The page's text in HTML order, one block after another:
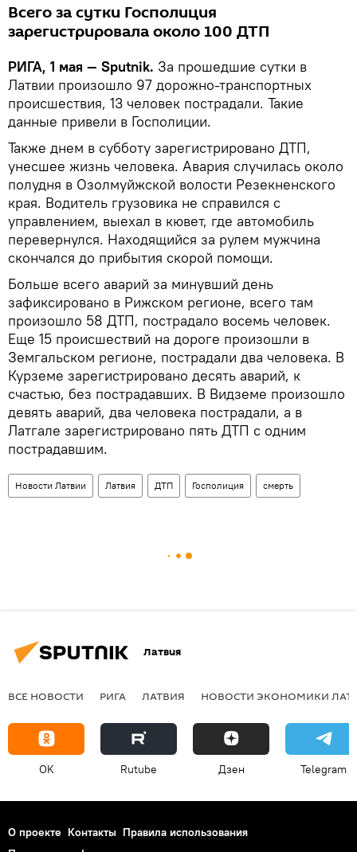
Всего за сутки Госполиция
зарегистрировала около 100 ДТП
РИГА, 1 мая — Sputnik. За прошедшие сутки в
Латвии произошло 97 дорожно-транспортных
происшествия, 13 человек пострадали. Такие
данные привели в Госполиции.
Также днем в субботу зарегистрировано ДТП,
унесшее жизнь человека. Авария случилась около
полудня в Озолмуйжской волости Резекненского
края. Водитель грузовика не справился с
управлением, выехал в кювет, где автомобиль
перевернулся. Находящийся за рулем мужчина
скончался до прибытия скорой помощи.
Больше всего аварий за минувший день
зафиксировано в Рижском регионе, всего там
произошло 58 ДТП, пострадало восемь человек.
Еще 15 происшествий на дороге произошли в
Земгальском регионе, пострадали два человека. В
Курземе зарегистрировано десять аварий, к
счастью, без пострадавших. В Видземе произошло
девять аварий, два человека пострадали, а в
Латгале зарегистрировано пять ДТП с одним
пострадавшим.
Новости Латвии Латвия ДТП Госполиция смерть
Латвия
ВСЕ НОВОСТИ РИГА ЛАТВИЯ НОВОСТИ ЭКОНОМИКИ
OK Rutube Дзен Telegram
О проекте Контакты Правила использования